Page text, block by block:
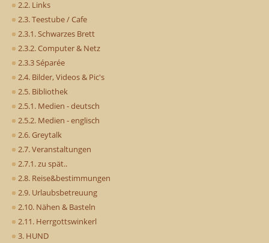
2.2. Links
2.3. Teestube / Cafe
2.3.1. Schwarzes Brett
2.3.2. Computer & Netz
2.3.3 Séparée
2.4. Bilder, Videos & Pic's
2.5. Bibliothek
2.5.1. Medien - deutsch
2.5.2. Medien - englisch
2.6. Greytalk
2.7. Veranstaltungen
2.7.1. zu spät..
2.8. Reise&bestimmungen
2.9. Urlaubsbetreuung
2.10. Nähen & Basteln
2.11. Herrgottswinkerl
3. HUND